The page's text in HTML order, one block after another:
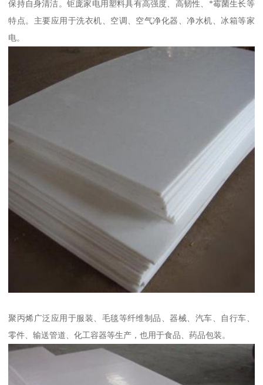
保持自身清洁。钜庞家电用塑料具有高强度、高韧性、*霉菌生长等
特点。主要应用于洗衣机、空调、空气净化器、净水机、冰箱等家
电。
聚丙烯广泛应用于服装、毛毯等纤维制品、器械、汽车、自行车、
零件、输送管道、化工容器等生产，也用于食品、药品包装。